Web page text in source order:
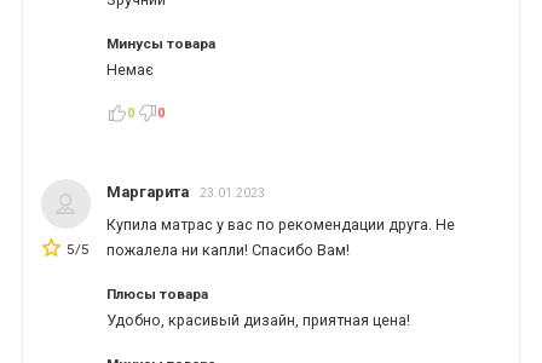
Минусы товара
Немає
0 0
5/5
Маргарита 23.01.2023
Купила матрас у вас по рекомендации друга. Не
пожалела ни капли! Спасибо Вам!
Плюсы товара
Удобно, красивый дизайн, приятная цена!